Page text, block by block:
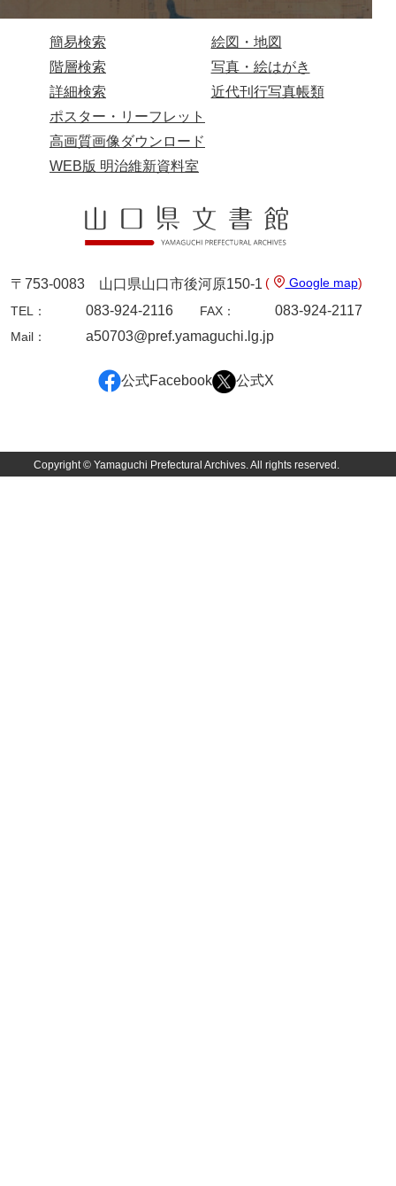
河崎家文書（旧神代村）
河田家文書
河野英男収集資料
神田一・二宮関係文書
神本正律文書
岸浩文庫
岸村家文書
木津屋家文書
木梨家文書
木原家文書
木村家文書（山口市）
簡易検索
階層検索
詳細検索
絵図・地図
写真・絵はがき
近代刊行写真帳類
ポスター・リーフレット
高画質画像ダウンロード
WEB版 明治維新資料室
〒753-0083 山口県山口市後河原150-1 ( Google map)
TEL：
083-924-2116 FAX： 083-924-2117
Mail： a50703@pref.yamaguchi.lg.jp
公式Facebook 公式X
Copyright © Yamaguchi Prefectural Archives. All rights reserved.